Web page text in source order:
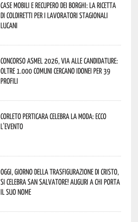
Case mobili e recupero dei borghi: la ricetta
di Coldiretti per i lavoratori stagionali
lucani
Concorso Asmel 2026, via alle candidature:
oltre 1.000 Comuni cercano idonei per 39
profili
Corleto Perticara celebra la moda: ecco
l’evento
Oggi, giorno della Trasfigurazione di Cristo,
si celebra San Salvatore! Auguri a chi porta
il suo nome